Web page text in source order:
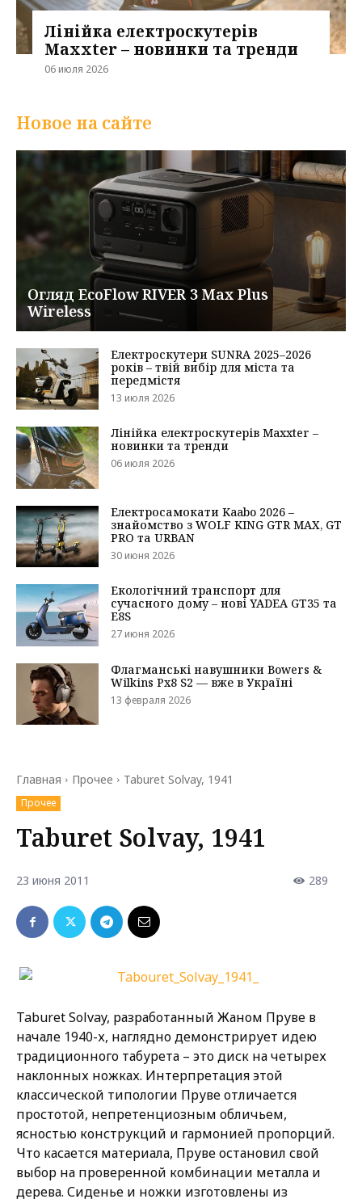
Лінійка електроскутерів
Maxxter – новинки та тренди
06 июля 2026
Новое на сайте
Огляд EcoFlow RIVER 3 Max Plus
Wireless
Електроскутери SUNRA 2025–2026
років – твій вибір для міста та
передмістя
13 июля 2026
Лінійка електроскутерів Maxxter –
новинки та тренди
06 июля 2026
Електросамокати Kaabo 2026 –
знайомство з WOLF KING GTR MAX, GT
PRO та URBAN
30 июня 2026
Екологічний транспорт для
сучасного дому – нові YADEA GT35 та
E8S
27 июня 2026
Флагманські навушники Bowers &
Wilkins Px8 S2 — вже в Україні
13 февраля 2026